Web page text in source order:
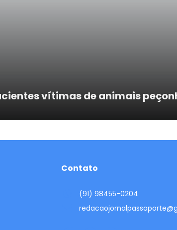
vítimas de animais
Contato
(91) 98455-0204